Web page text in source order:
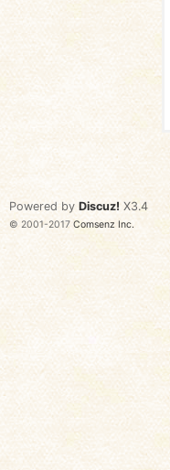
Powered by Discuz! X3.4
© 2001-2017 Comsenz Inc.